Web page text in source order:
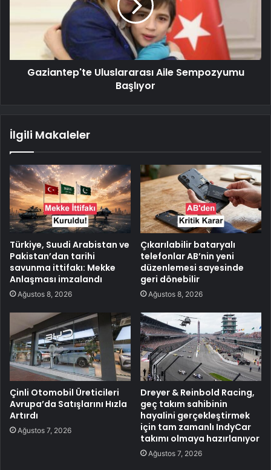
Gaziantep'te Uluslararası Aile Sempozyumu
Başlıyor
İlgili Makaleler
Türkiye, Suudi Arabistan ve
Pakistan’dan tarihi
savunma ittifakı: Mekke
Anlaşması imzalandı
Ağustos 8, 2026
Çıkarılabilir bataryalı
telefonlar AB’nin yeni
düzenlemesi sayesinde
geri dönebilir
Ağustos 8, 2026
Çinli Otomobil Üreticileri
Avrupa’da Satışlarını Hızla
Artırdı
Ağustos 7, 2026
Dreyer & Reinbold Racing,
geç takım sahibinin
hayalini gerçekleştirmek
için tam zamanlı IndyCar
takımı olmaya hazırlanıyor
Ağustos 7, 2026